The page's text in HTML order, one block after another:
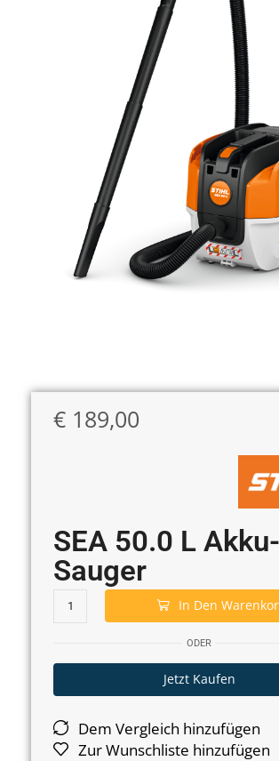
€ 189,00
SEA 50.0 L Akku-
Sauger
In Den
ODER
Jetzt Kaufen
Dem Vergleich hinzufügen
Zur Wunschliste hinzufügen